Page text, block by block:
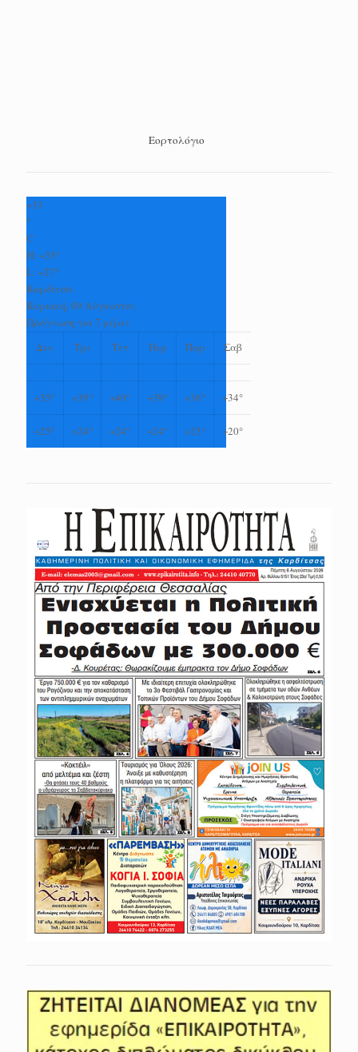
Εορτολόγιο
+33
°
C
H: +35°
L: +27°
Καρδίτσα
Κυριακή, 09 Αύγουστος
Πρόγνωση για 7 μέρες
Δευ
Τρι Τετ Πεμ Παρ Σαβ
+35° +39° +40° +39° +36° +34°
+25° +24° +24° +24° +23° +20°